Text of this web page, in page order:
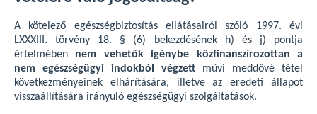
A kötelező egészségbiztosítás ellátásairól szóló 1997. évi
LXXXIII. törvény 18. § (6) bekezdésének h) és j) pontja
értelmében nem vehetők igénybe közfinanszírozottan a
nem egészségügyi indokból végzett művi meddővé tétel
következményeinek elhárítására, illetve az eredeti állapot
visszaállítására irányuló egészségügyi szolgáltatások.